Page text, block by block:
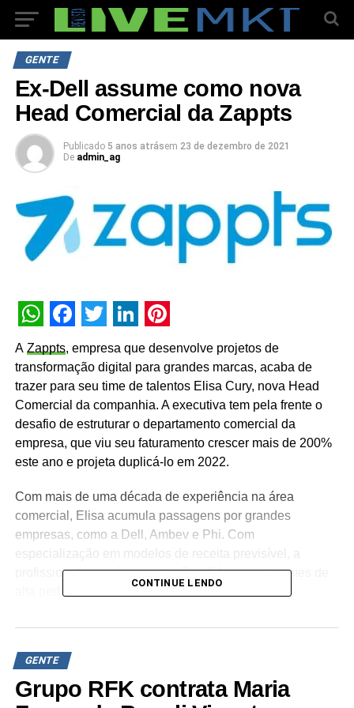
GENTE
Ex-Dell assume como nova
Head Comercial da Zappts
Publicado 5 anos atrásem 23 de dezembro de 2021
De admin_ag
WhatsApp
Facebook
Twitter
LinkedIn
Pinterest
A Zappts, empresa que desenvolve projetos de
transformação digital para grandes marcas, acaba de
trazer para seu time de talentos Elisa Cury, nova Head
Comercial da companhia. A executiva tem pela frente o
desafio de estruturar o departamento comercial da
empresa, que viu seu faturamento crescer mais de 200%
este ano e projeta duplicá-lo em 2022.
Com mais de uma década de experiência na área
comercial, Elisa acumula passagens por grandes
empresas, como a Dell, Ambev e Phi. Com
profissional possui a construção e liderança de times de
alta performance como pilar da sua carreira.
“É fundamental que todos os departamentos estejam
trocas se tornem cada vez mais fluidas e naturais aqui na
Zappts. Esse é um dos caminhos que permitirá nos
tornarmos ainda mais reconhecidos no mercado
CONTINUE LENDO
GENTE
Grupo RFK contrata Maria